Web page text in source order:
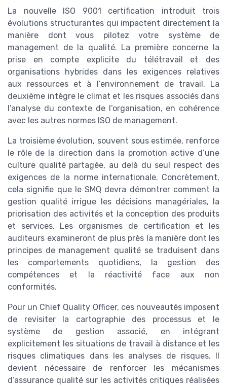
La nouvelle ISO 9001 certification introduit trois
évolutions structurantes qui impactent directement la
manière dont vous pilotez votre système de
management de la qualité. La première concerne la
prise en compte explicite du télétravail et des
organisations hybrides dans les exigences relatives
aux ressources et à l’environnement de travail. La
deuxième intègre le climat et les risques associés dans
l’analyse du contexte de l’organisation, en cohérence
avec les autres normes ISO de management.
La troisième évolution, souvent sous estimée, renforce
le rôle de la direction dans la promotion active d’une
culture qualité partagée, au delà du seul respect des
exigences de la norme internationale. Concrètement,
cela signifie que le SMQ devra démontrer comment la
gestion qualité irrigue les décisions managériales, la
priorisation des activités et la conception des produits
et services. Les organismes de certification et les
auditeurs examineront de plus près la manière dont les
principes de management qualité se traduisent dans
les comportements quotidiens, la gestion des
compétences et la réactivité face aux non
conformités.
Pour un Chief Quality Officer, ces nouveautés imposent
de revisiter la cartographie des processus et le
système de gestion associé, en intégrant
explicitement les situations de travail à distance et les
risques climatiques dans les analyses de risques. Il
devient nécessaire de renforcer les mécanismes
d’assurance qualité sur les activités critiques réalisées